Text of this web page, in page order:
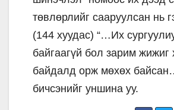
төвлөрлийг сааруулсан нь
(144 хуудас) “…Их
байгаагүй бол зарим жижиг
байдалд орж мөхөх
бичсэнийг уншина уу.